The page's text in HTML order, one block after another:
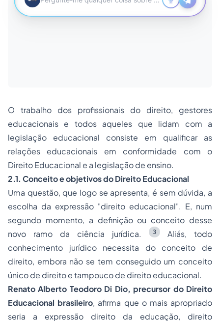
O trabalho dos profissionais do direito, gestores
educacionais e todos aqueles que lidam com a
legislação educacional consiste em qualificar as
relações educacionais em conformidade com o
Direito Educacional e a legislação de ensino.
2.1. Conceito e objetivos do Direito Educacional
Uma questão, que logo se apresenta, é sem dúvida, a
escolha da expressão "direito educacional". E, num
segundo momento, a definição ou conceito desse
novo ramo da ciência jurídica.
3
Aliás, todo
conhecimento jurídico necessita do conceito de
direito, embora não se tem conseguido um conceito
único de direito e tampouco de direito educacional.
Renato Alberto Teodoro Di Dio, precursor do Direito
Educacional brasileiro, afirma que o mais apropriado
seria a expressão direito da educação, direito